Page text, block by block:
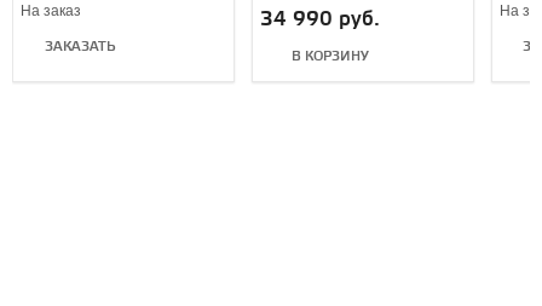
Edition
На заказ
ЗАКАЗАТЬ
34 990 руб.
В КОРЗИНУ
На